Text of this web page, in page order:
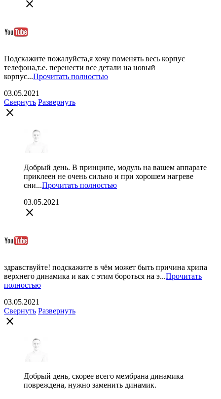
close
Подскажите пожалуйста,я хочу поменять весь корпус
телефона,т.е. перенести все детали на новый
корпус...Прочитать полностью
03.05.2021
Свернуть Развернуть
close
Добрый день. В принципе, модуль на вашем аппарате
приклеен не очень сильно и при хорошем нагреве
сни...Прочитать полностью
03.05.2021
close
здравствуйте! подскажите в чём может быть причина хрипа
верхнего динамика и как с этим бороться на э...Прочитать
полностью
03.05.2021
Свернуть Развернуть
close
Добрый день, скорее всего мембрана динамика
повреждена, нужно заменить динамик.